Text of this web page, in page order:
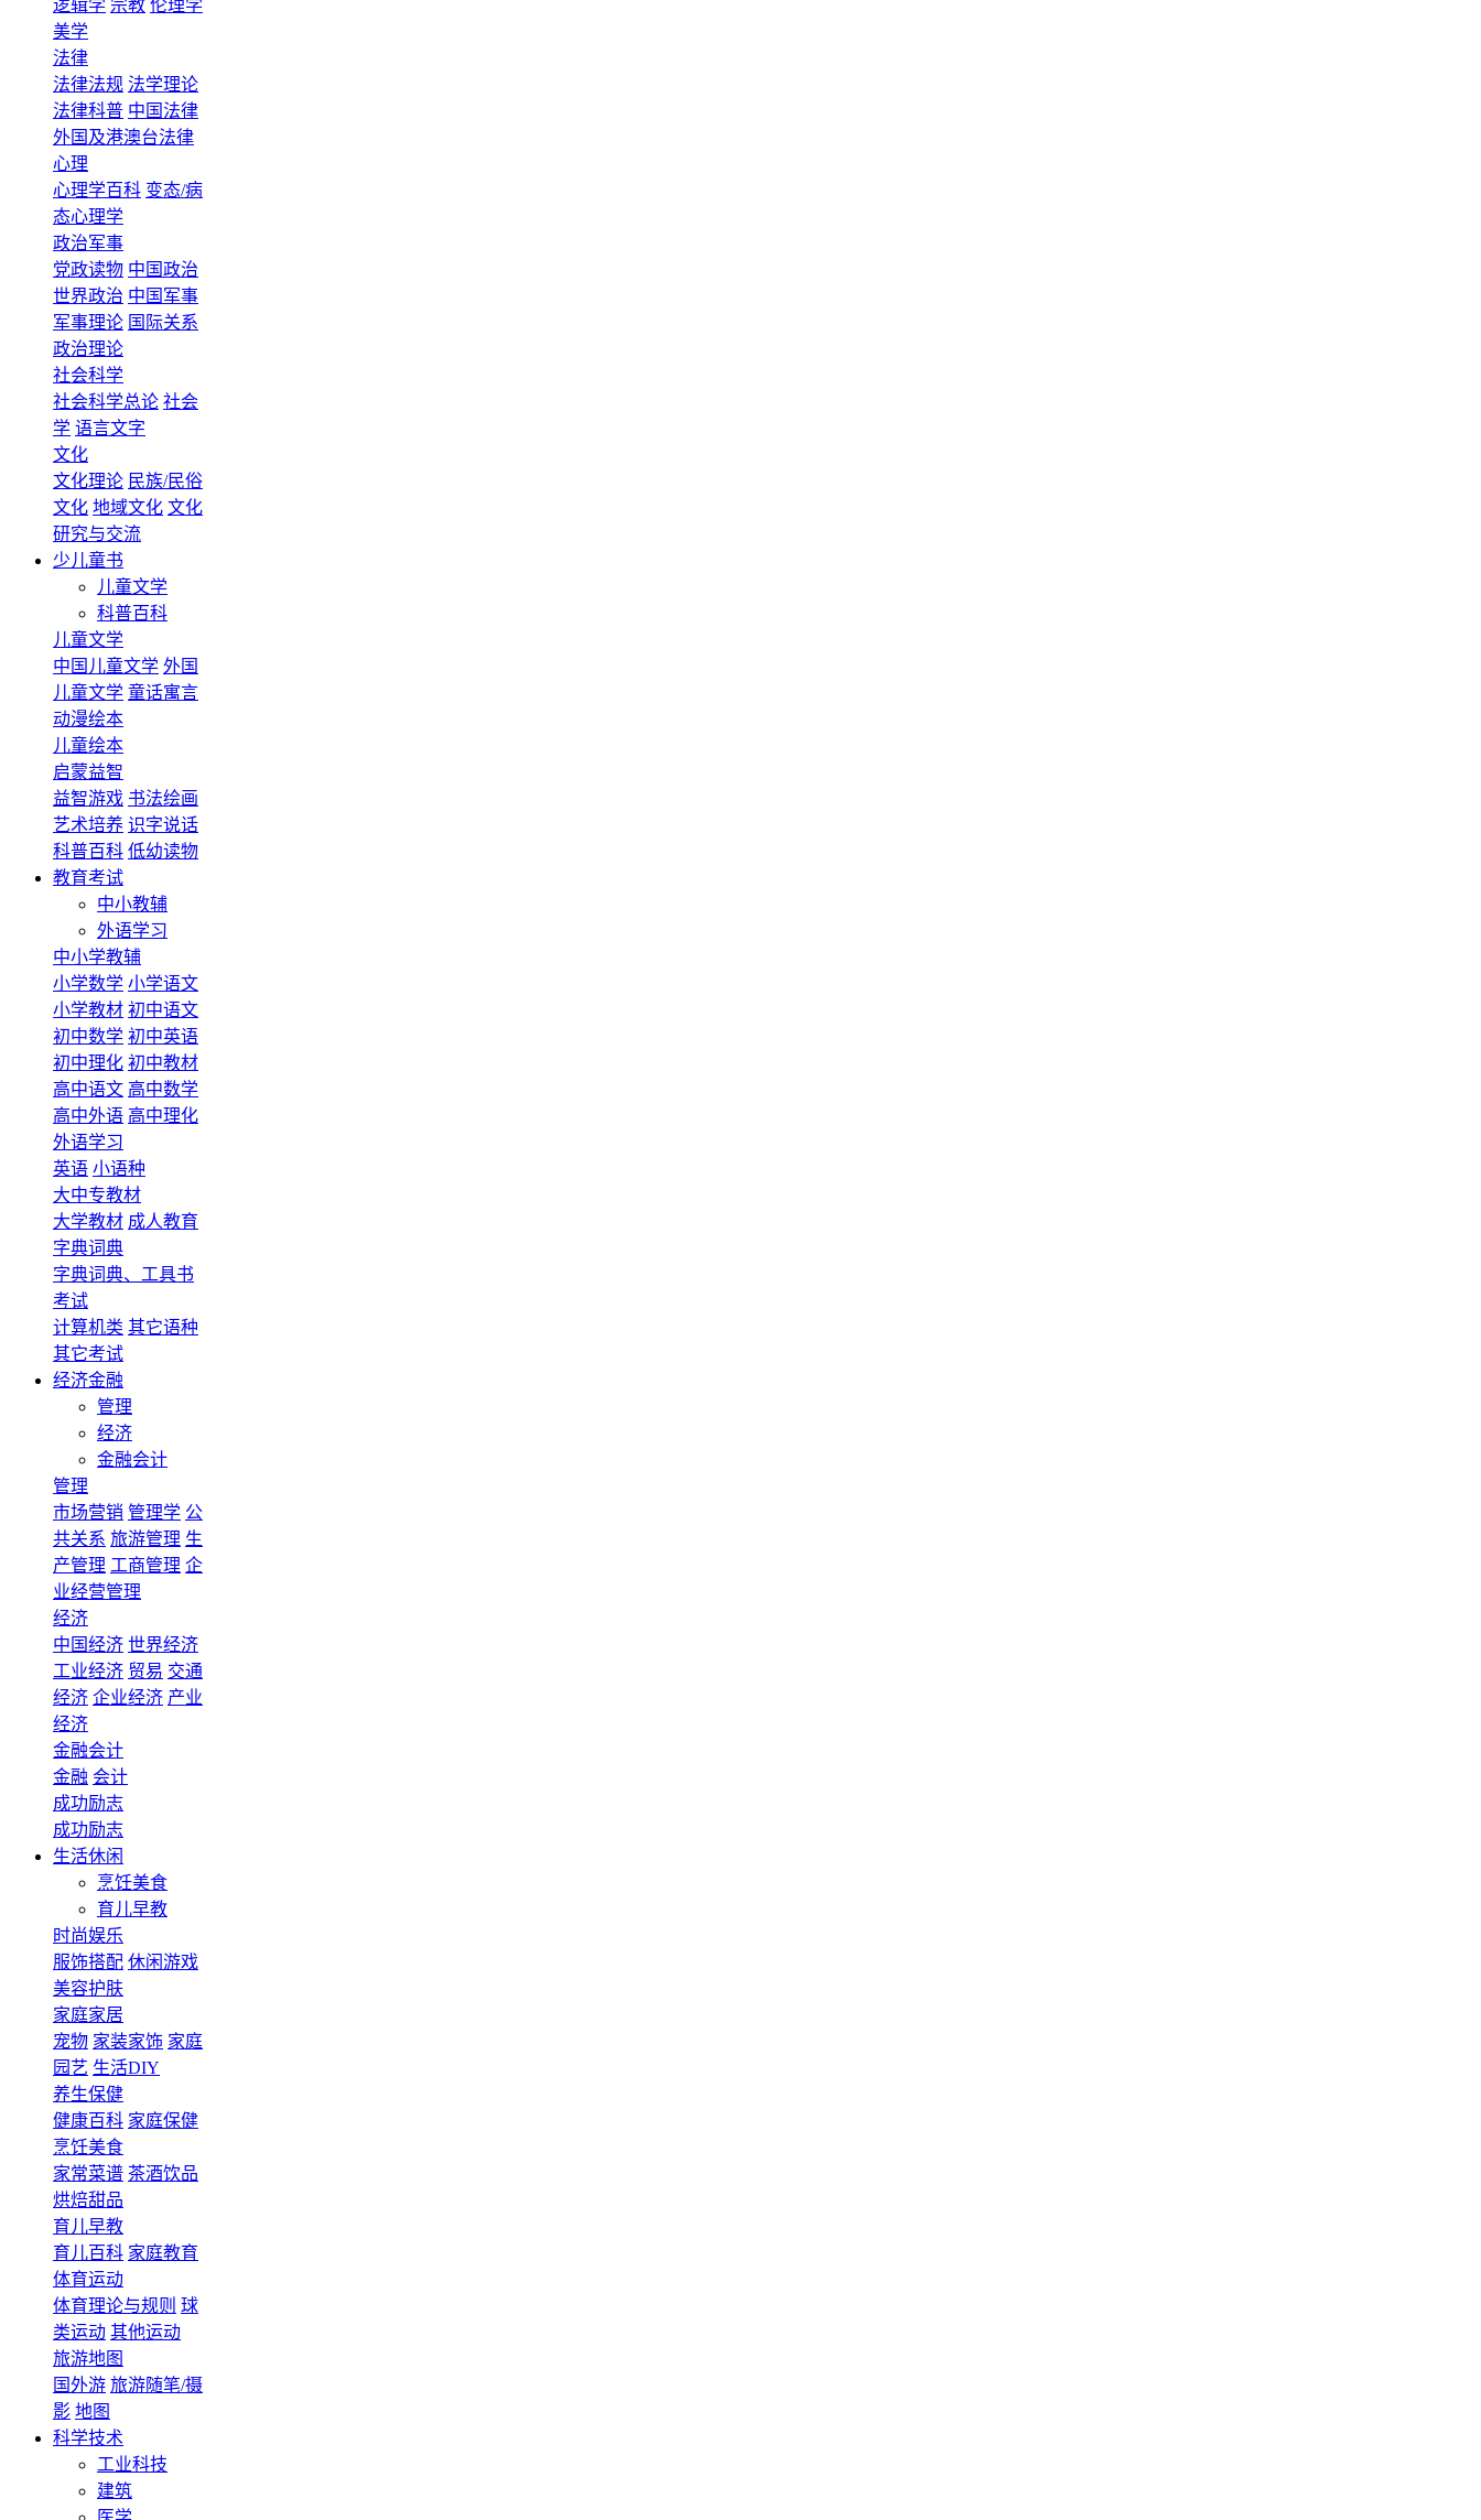
逻辑学 宗教 伦理学
美学
法律
法律法规 法学理论
法律科普 中国法律
外国及港澳台法律
心理
心理学百科 变态/病
态心理学
政治军事
党政读物 中国政治
世界政治 中国军事
军事理论 国际关系
政治理论
社会科学
社会科学总论 社会
学 语言文字
文化
文化理论 民族/民俗
文化 地域文化 文化
研究与交流
少儿童书
儿童文学
科普百科
儿童文学
中国儿童文学 外国
儿童文学 童话寓言
动漫绘本
儿童绘本
启蒙益智
益智游戏 书法绘画
艺术培养 识字说话
科普百科 低幼读物
教育考试
中小教辅
外语学习
中小学教辅
小学数学 小学语文
小学教材 初中语文
初中数学 初中英语
初中理化 初中教材
高中语文 高中数学
高中外语 高中理化
外语学习
英语 小语种
大中专教材
大学教材 成人教育
字典词典
字典词典、工具书
考试
计算机类 其它语种
其它考试
经济金融
管理
经济
金融会计
管理
市场营销 管理学 公
共关系 旅游管理 生
产管理 工商管理 企
业经营管理
经济
中国经济 世界经济
工业经济 贸易 交通
经济 企业经济 产业
经济
金融会计
金融 会计
成功励志
成功励志
生活休闲
烹饪美食
育儿早教
时尚娱乐
服饰搭配 休闲游戏
美容护肤
家庭家居
宠物 家装家饰 家庭
园艺 生活DIY
养生保健
健康百科 家庭保健
烹饪美食
家常菜谱 茶酒饮品
烘焙甜品
育儿早教
育儿百科 家庭教育
体育运动
体育理论与规则 球
类运动 其他运动
旅游地图
国外游 旅游随笔/摄
影 地图
科学技术
工业科技
建筑